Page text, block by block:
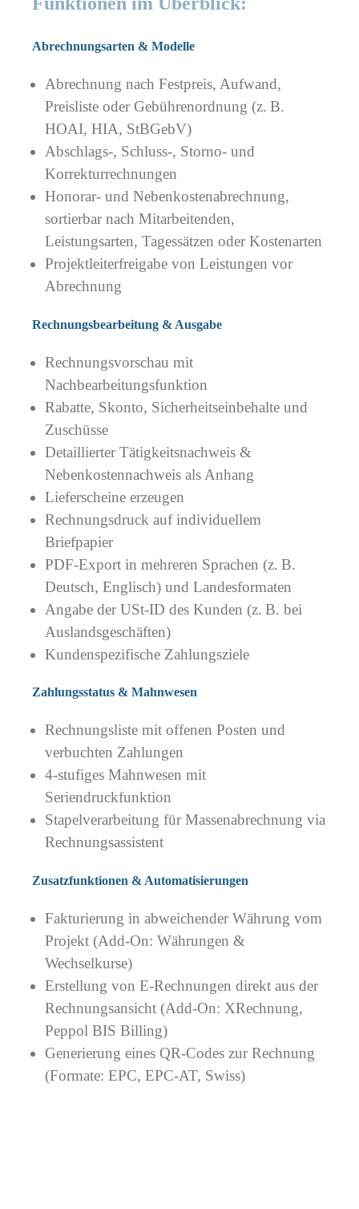
Abrechnungsarten & Modelle
Abrechnung nach Festpreis, Aufwand,
Preisliste oder Gebührenordnung (z. B.
HOAI, HIA, StBGebV)
Abschlags-, Schluss-, Storno- und
Korrekturrechnungen
Honorar- und Nebenkostenabrechnung,
sortierbar nach Mitarbeitenden,
Leistungsarten, Tagessätzen oder Kostenarten
Projektleiterfreigabe von Leistungen vor
Abrechnung
Rechnungsbearbeitung & Ausgabe
Rechnungsvorschau mit
Nachbearbeitungsfunktion
Rabatte, Skonto, Sicherheitseinbehalte und
Zuschüsse
Detaillierter Tätigkeitsnachweis &
Nebenkostennachweis als Anhang
Lieferscheine erzeugen
Rechnungsdruck auf individuellem
Briefpapier
PDF-Export in mehreren Sprachen (z. B.
Deutsch, Englisch) und Landesformaten
Angabe der USt-ID des Kunden (z. B. bei
Auslandsgeschäften)
Kundenspezifische Zahlungsziele
Zahlungsstatus & Mahnwesen
Rechnungsliste mit offenen Posten und
verbuchten Zahlungen
4-stufiges Mahnwesen mit
Seriendruckfunktion
Stapelverarbeitung für Massenabrechnung via
Rechnungsassistent
Zusatzfunktionen & Automatisierungen
Fakturierung in abweichender Währung vom
Projekt (Add-On: Währungen &
Wechselkurse)
Erstellung von E-Rechnungen direkt aus der
Rechnungsansicht (Add-On: XRechnung,
Peppol BIS Billing)
Generierung eines QR-Codes zur Rechnung
(Formate: EPC, EPC-AT, Swiss)